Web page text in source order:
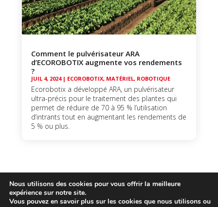
Comment le pulvérisateur ARA
d’ECOROBOTIX augmente vos rendements
?
JUIL 4, 2024| ECOROBOTIX, MATÉRIEL, ROBOTIQUE
Ecorobotix a développé ARA, un pulvérisateur
ultra-précis pour le traitement des plantes qui
permet de réduire de 70 à 95 % l’utilisation
d’intrants tout en augmentant les rendements de
5 % ou plus.
Nous utilisons des cookies pour vous offrir la meilleure
expérience sur notre site.
Vous pouvez en savoir plus sur les cookies que nous utilisons ou